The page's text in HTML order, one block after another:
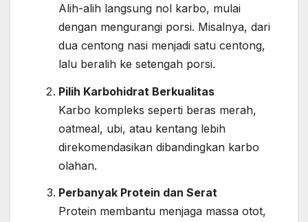
Alih-alih langsung nol karbo, mulai
dengan mengurangi porsi. Misalnya, dari
dua centong nasi menjadi satu centong,
lalu beralih ke setengah porsi.
Pilih Karbohidrat Berkualitas
Karbo kompleks seperti beras merah,
oatmeal, ubi, atau kentang lebih
direkomendasikan dibandingkan karbo
olahan.
Perbanyak Protein dan Serat
Protein membantu menjaga massa otot,